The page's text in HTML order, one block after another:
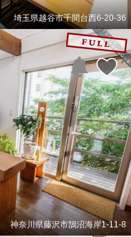
埼玉県越谷市千間台西6-20-36
神奈川県藤沢市鵠沼海岸1-11-8